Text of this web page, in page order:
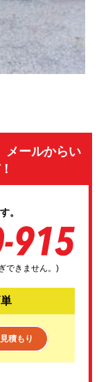
メールからい
。
できません。)
積もり